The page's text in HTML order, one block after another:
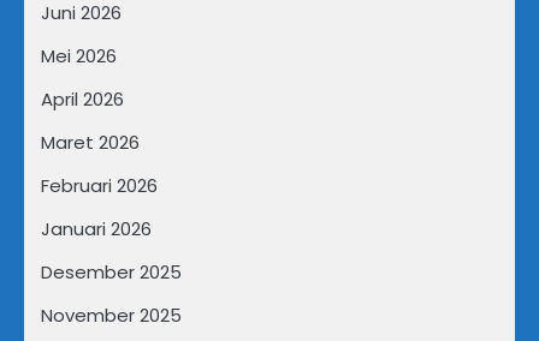
Juni 2026
Mei 2026
April 2026
Maret 2026
Februari 2026
Januari 2026
Desember 2025
November 2025